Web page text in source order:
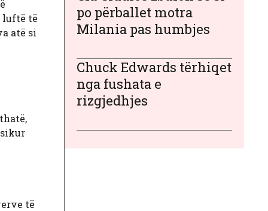
luftë të
atë si
sikur
të
po përballet motra
Milania pas humbjes
Chuck Edwards tërhiqet
nga fushata e
rizgjedhjes